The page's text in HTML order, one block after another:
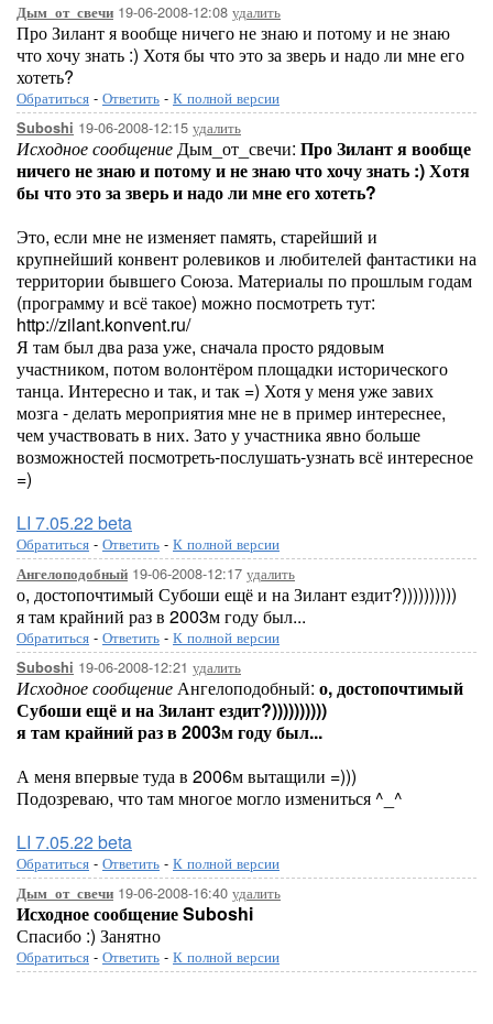
Дым_от_свечи 19-06-2008-12:08 удалить
Про Зилант я вообще ничего не знаю и потому и не знаю
что хочу знать :) Хотя бы что это за зверь и надо ли мне его
хотеть?
Обратиться - Ответить - К полной версии
Suboshi 19-06-2008-12:15 удалить
Исходное сообщениеДым_от_свечи: Про Зилант я вообще
ничего не знаю и потому и не знаю что хочу знать :) Хотя
бы что это за зверь и надо ли мне его хотеть?
Это, если мне не изменяет память, старейший и
крупнейший конвент ролевиков и любителей фантастики на
территории бывшего Союза. Материалы по прошлым годам
(программу и всё такое) можно посмотреть тут:
http://zilant.konvent.ru/
Я там был два раза уже, сначала просто рядовым
участником, потом волонтёром площадки исторического
танца. Интересно и так, и так =) Хотя у меня уже завих
мозга - делать мероприятия мне не в пример интереснее,
чем участвовать в них. Зато у участника явно больше
возможностей посмотреть-послушать-узнать всё интересное
=)
LI 7.05.22 beta
Обратиться - Ответить - К полной версии
Ангелоподобный 19-06-2008-12:17 удалить
о, достопочтимый Субоши ещё и на Зилант ездит?))))))))))
я там крайний раз в 2003м году был...
Обратиться - Ответить - К полной версии
Suboshi 19-06-2008-12:21 удалить
Исходное сообщениеАнгелоподобный: о, достопочтимый
Субоши ещё и на Зилант ездит?))))))))))
я там крайний раз в 2003м году был...
А меня впервые туда в 2006м вытащили =)))
Подозреваю, что там многое могло измениться ^_^
LI 7.05.22 beta
Обратиться - Ответить - К полной версии
Дым_от_свечи 19-06-2008-16:40 удалить
Исходное сообщение Suboshi
Спасибо :) Занятно
Обратиться - Ответить - К полной версии